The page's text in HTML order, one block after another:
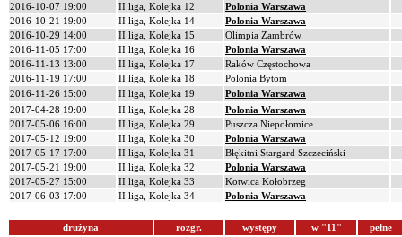
2016-10-07 19:00
II liga, Kolejka 12
Polonia Warszawa
2016-10-21 19:00
II liga, Kolejka 14
Polonia Warszawa
2016-10-29 14:00
II liga, Kolejka 15
Olimpia Zambrów
2016-11-05 17:00
II liga, Kolejka 16
Polonia Warszawa
2016-11-13 13:00
II liga, Kolejka 17
Raków Częstochowa
2016-11-19 17:00
II liga, Kolejka 18
Polonia Bytom
2016-11-26 15:00
II liga, Kolejka 19
Polonia Warszawa
2017-04-28 19:00
II liga, Kolejka 28
Polonia Warszawa
2017-05-06 16:00
II liga, Kolejka 29
Puszcza Niepołomice
2017-05-12 19:00
II liga, Kolejka 30
Polonia Warszawa
2017-05-17 17:00
II liga, Kolejka 31
Błękitni Stargard Szczeciński
2017-05-21 19:00
II liga, Kolejka 32
Polonia Warszawa
2017-05-27 15:00
II liga, Kolejka 33
Kotwica Kołobrzeg
2017-06-03 17:00
II liga, Kolejka 34 Polonia Warszawa
drużyna rozgr. występy w "11"
pełne